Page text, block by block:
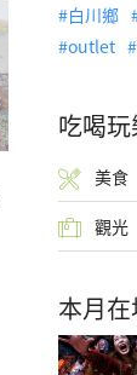
白川鄉
outlet
吃喝
美食
觀光
本月